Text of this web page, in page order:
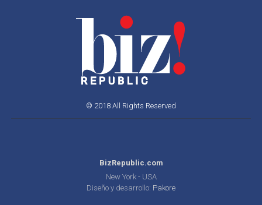
© 2018 All Rights Reserved
BizRepublic.com
New York - USA
Diseño y desarrollo: Pakore